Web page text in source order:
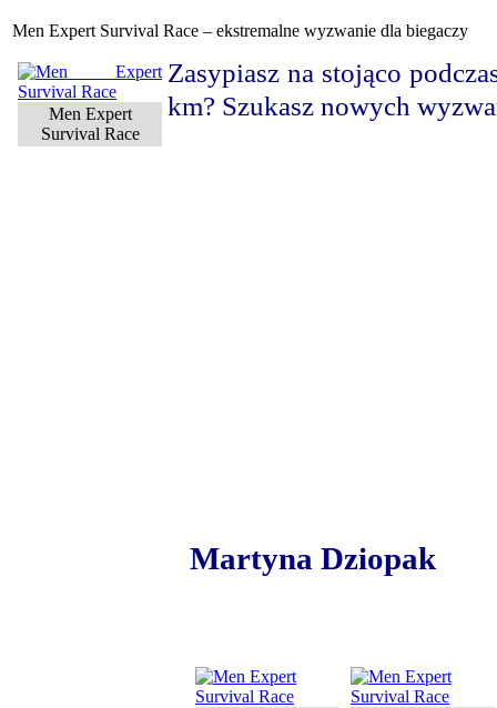
Men Expert Survival Race – ekstremalne wyzwanie dla biegaczy
Men Expert
Survival Race
Zasypiasz na stojąco
km? Szukasz nowych
Martyna Dziopak